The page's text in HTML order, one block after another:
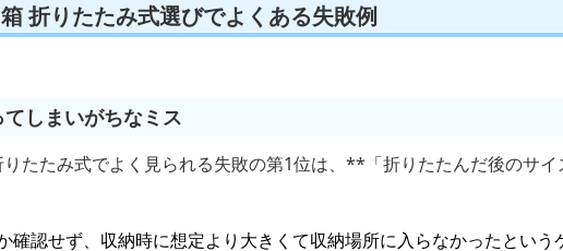
折りたたみ式選びでよくある失敗例
しまいがちなミス
たたみ式でよく見られる失敗の第1位は、**「折りたたんだ後のサ
確認せず、収納時に想定より大きくて収納場所に入らなかったという